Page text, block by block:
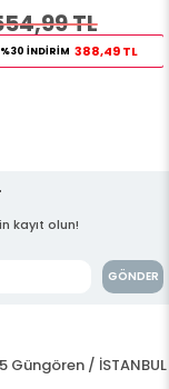
TL
İNDİRİM 388,49 TL
kayıt olun!
GÖNDER
Güngören / İSTANBUL